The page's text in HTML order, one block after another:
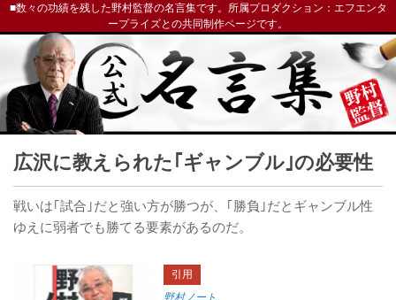
■数々の功績を残した野村監督の名言集です。所属プロダクション：エフエンタ
ープライズとの共同制作ページです。
広沢に教えられた｢ギャンブル｣の必要性
戦いは｢試合｣だと強い方が勝つが、｢勝負｣だとギャンブル性
ゆえに弱者でも勝てる要素があるのだ。
引用
野村ノート